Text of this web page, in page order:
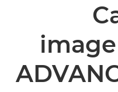
Produtos empresariais